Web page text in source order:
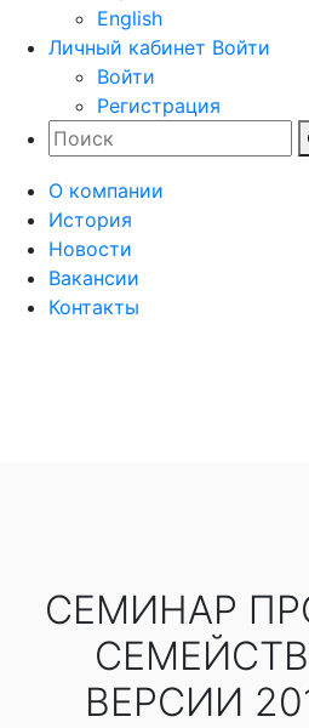
English
Личный кабинет Войти
Войти
Регистрация
О компании
История
Новости
Вакансии
Контакты
СЕМИНАР
ВЕРСИИ